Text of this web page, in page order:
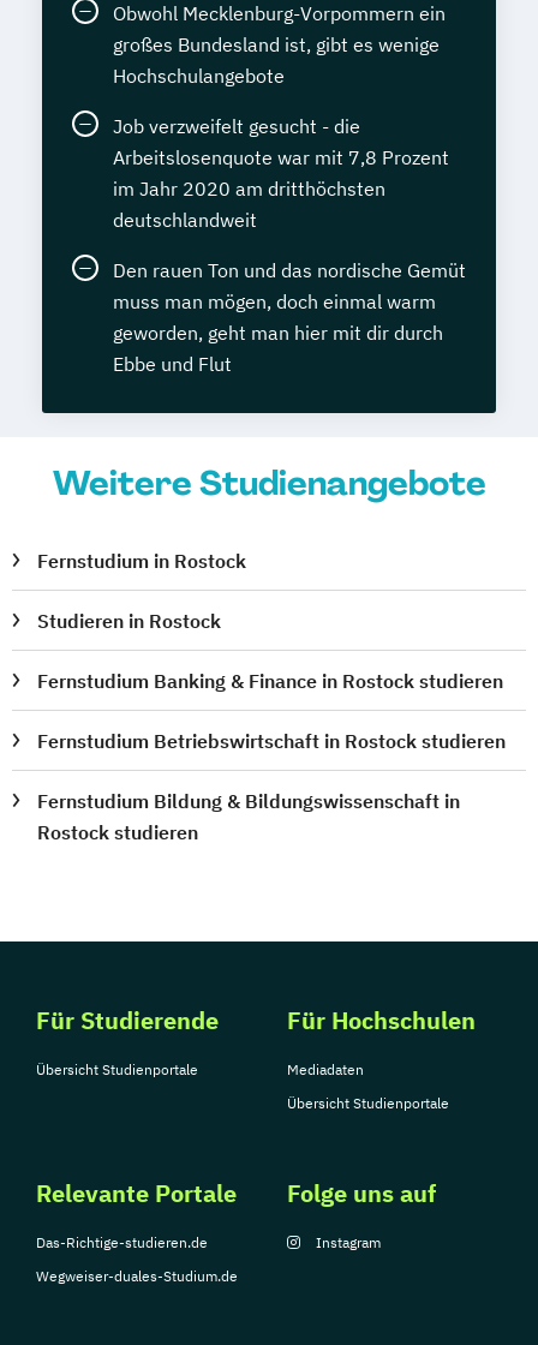
Obwohl Mecklenburg-Vorpommern ein
großes Bundesland ist, gibt es wenige
Hochschulangebote
Job verzweifelt gesucht - die
Arbeitslosenquote war mit 7,8 Prozent
im Jahr 2020 am dritthöchsten
deutschlandweit
Den rauen Ton und das nordische Gemüt
muss man mögen, doch einmal warm
geworden, geht man hier mit dir durch
Ebbe und Flut
Weitere Studienangebote
Fernstudium in Rostock
Studieren in Rostock
Fernstudium Banking & Finance in Rostock studieren
Fernstudium Betriebswirtschaft in Rostock studieren
Fernstudium Bildung & Bildungswissenschaft in
Rostock studieren
Für Studierende
Übersicht Studienportale
Für Hochschulen
Mediadaten
Übersicht Studienportale
Relevante Portale
Das-Richtige-studieren.de
Wegweiser-duales-Studium.de
Folge uns auf
Instagram